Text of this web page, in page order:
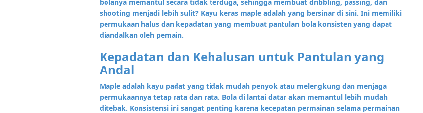
bolanya memantul secara tidak terduga, sehingga membuat dribbling, passing, dan
shooting menjadi lebih sulit? Kayu keras maple adalah yang bersinar di sini. Ini memiliki
permukaan halus dan kepadatan yang membuat pantulan bola konsisten yang dapat
diandalkan oleh pemain.
Kepadatan dan Kehalusan untuk Pantulan yang
Andal
Maple adalah kayu padat yang tidak mudah penyok atau melengkung dan menjaga
permukaannya tetap rata dan rata. Bola di lantai datar akan memantul lebih mudah
ditebak. Konsistensi ini sangat penting karena kecepatan permainan selama permainan